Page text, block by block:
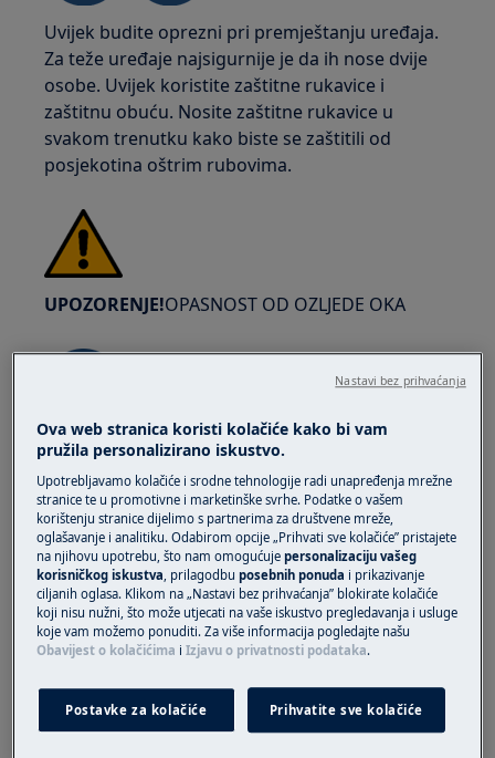
Uvijek budite oprezni pri premještanju uređaja.
Za teže uređaje najsigurnije je da ih nose dvije
osobe. Uvijek koristite zaštitne rukavice i
zaštitnu obuću. Nosite zaštitne rukavice u
svakom trenutku kako biste se zaštitili od
posjekotina oštrim rubovima.
UPOZORENJE!OPASNOST OD OZLJEDE OKA
Nosite zaštitne naočale ako obavljate
održavanje ili popravke koji uključuju opruge.
UPOZORENJE!OPASNOST OD GUŠENJA
Držite sve sitne dijelove i ambalažu izvan
dohvata djece.
Ova web stranica koristi kolačiće kako bi vam
pružila personalizirano iskustvo.
Upotrebljavamo kolačiće i srodne tehnologije radi unapređenja mrežne
stranice te u promotivne i marketinške svrhe. Podatke o vašem
korištenju stranice dijelimo s partnerima za društvene mreže,
oglašavanje i analitiku. Odabirom opcije „Prihvati sve kolačiće” pristajete
na njihovu upotrebu, što nam omogućujepersonalizaciju vašeg
korisničkog iskustva , prilagodbuposebnih ponuda i prikazivanje
ciljanih oglasa. Klikom na „Nastavi bez prihvaćanja” blokirate kolačiće
koji nisu nužni, što može utjecati na vaše iskustvo pregledavanja i usluge
koje vam možemo ponuditi. Za više informacija pogledajte našu
Obavijest o kolačićima iIzjavu o privatnosti podataka.
Postavke za kolačiće Prihvatite sve kolačiće
Nastavi bez prihvaćanja